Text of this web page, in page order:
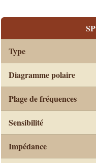
Type
Diagramme polaire
Plage de fréquences
Sensibilité
Impédance